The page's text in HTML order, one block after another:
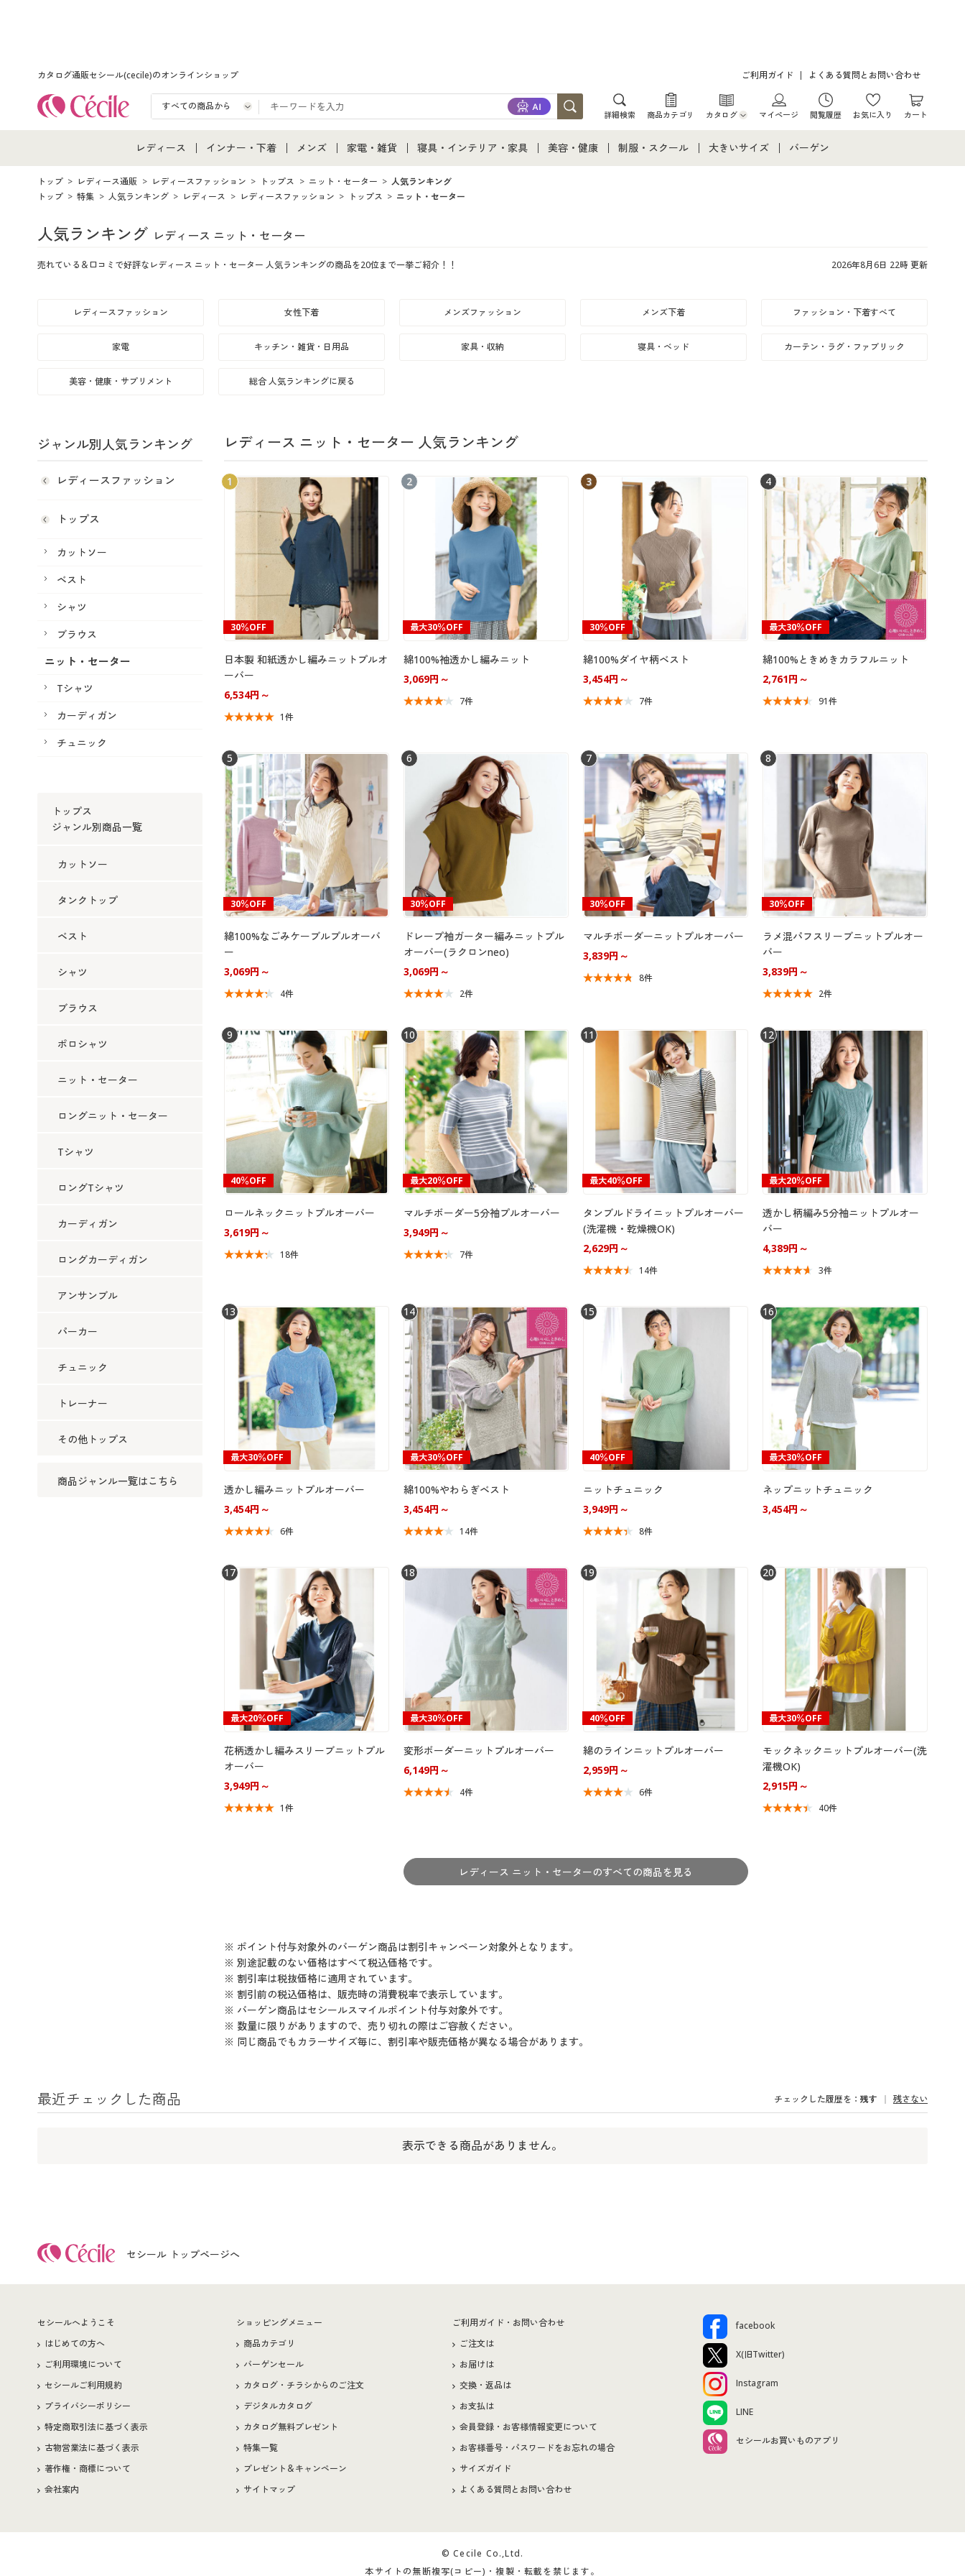
カタログ通販セシール(cecile)のオンラインショップ ご利用ガイド よくある質問とお問い合わせ
詳細検索 商品カテゴリ カタログ
カタログ・チラシからのご注文
マイページ 閲覧履歴 お気に入り カート
レディース
レディース通販すべて
インナー・下着
インナー・下着通販すべて
メンズ
メンズ通販すべて
家電・雑貨
家電・雑貨すべて
寝具・インテリア・家具
寝具・インテリア・家具通販すべて
美容・健康 制服・スクール 大きいサイズ バーゲン
トップ レディース通販 レディースファッション トップス ニット・セーター
人気ランキング
トップ
特集 人気ランキング レディース レディースファッション トップス ニット・セーター
人気ランキング レディース ニット・セーター
売れている＆口コミで好評なレディース ニット・セーター 人気ランキングの商品を20位まで一挙ご紹介！！ 2026年8月6日 22時 更新
レディースファッション 女性下着 メンズファッション メンズ下着 ファッション・下着すべて
家電 キッチン・雑貨・日用品 家具・収納 寝具・ベッド カーテン・ラグ・ファブリック
美容・健康・サプリメント 総合 人気ランキングに戻る
レディース ニット・セーター 人気ランキング
1
30％OFF
日本製 和紙透かし編みニットプルオ
ーバー
6,534円～
1件
2
最大30％OFF
綿100%袖透かし編みニット
3,069円～
7件
3
30％OFF
綿100%ダイヤ柄ベスト
3,454円～
7件
4
最大30％OFF
綿100%ときめきカラフルニット
2,761円～
91件
5
30％OFF
綿100%なごみケーブルプルオーバ
ー
3,069円～
4件
6
30％OFF
ドレープ袖ガーター編みニットプル
オーバー(ラクロンneo)
3,069円～
2件
7
30％OFF
マルチボーダーニットプルオーバー
3,839円～
8件
8
30％OFF
ラメ混パフスリーブニットプルオー
バー
3,839円～
2件
9
40％OFF
ロールネックニットプルオーバー
3,619円～
18件
10
最大20％OFF
マルチボーダー5分袖プルオーバー
3,949円～
7件
11
最大40％OFF
タンブルドライニットプルオーバー
(洗濯機・乾燥機OK)
2,629円～
14件
12
最大20％OFF
透かし柄編み5分袖ニットプルオー
バー
4,389円～
3件
13
最大30％OFF
透かし編みニットプルオーバー
3,454円～
6件
14
最大30％OFF
綿100%やわらぎベスト
3,454円～
14件
15
40％OFF
ニットチュニック
3,949円～
8件
16
最大30％OFF
ネップニットチュニック
3,454円～
17
最大20％OFF
花柄透かし編みスリーブニットプル
オーバー
3,949円～
1件
18
最大30％OFF
変形ボーダーニットプルオーバー
6,149円～
4件
19
40％OFF
綿のラインニットプルオーバー
2,959円～
6件
20
最大30％OFF
モックネックニットプルオーバー(洗
濯機OK)
2,915円～
40件
レディース ニット・セーターのすべての商品を見る
ジャンル別人気ランキング
レディースファッション
トップス
カットソー
ベスト
シャツ
ブラウス
ニット・セーター
Tシャツ
カーディガン
チュニック
トップス
ジャンル別商品一覧
カットソー
タンクトップ
ベスト
シャツ
ブラウス
ポロシャツ
ニット・セーター
ロングニット・セーター
Tシャツ
ロングTシャツ
カーディガン
ロングカーディガン
アンサンブル
パーカー
チュニック
トレーナー
その他トップス
商品ジャンル一覧はこちら
※ ポイント付与対象外のバーゲン商品は割引キャンペーン対象外となります。
※ 別途記載のない価格はすべて税込価格です。
※ 割引率は税抜価格に適用されています。
※ 割引前の税込価格は、販売時の消費税率で表示しています。
※ バーゲン商品はセシールスマイルポイント付与対象外です。
※ 数量に限りがありますので、売り切れの際はご容赦ください。
※ 同じ商品でもカラーサイズ毎に、割引率や販売価格が異なる場合があります。
最近チェックした商品 チェックした履歴を： 残す 残さない
表示できる商品がありません。
セシール トップページへ
セシールへようこそ
はじめての方へ
ご利用環境について
セシールご利用規約
プライバシーポリシー
特定商取引法に基づく表示
古物営業法に基づく表示
著作権・商標について
会社案内
ショッピングメニュー
商品カテゴリ
バーゲンセール
カタログ・チラシからのご注文
デジタルカタログ
カタログ無料プレゼント
特集一覧
プレゼント＆キャンペーン
サイトマップ
ご利用ガイド・お問い合わせ
ご注文は
お届けは
交換・返品は
お支払は
会員登録・お客様情報変更について
お客様番号・パスワードをお忘れの場合
サイズガイド
よくある質問とお問い合わせ
facebook
X(旧Twitter)
Instagram
LINE
セシールお買いものアプリ
© Cecile Co.,Ltd.
本サイトの無断複写(コピー)・複製・転載を禁じます。